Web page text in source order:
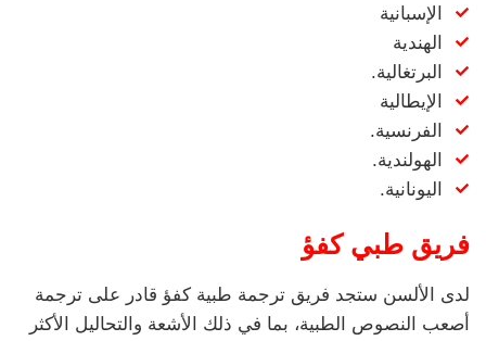
الإسبانية
الهندية
البرتغالية.
الإيطالية
الفرنسية.
الهولندية.
اليونانية.
فريق طبي كفؤ
لدى الألسن ستجد فريق ترجمة طبية كفؤ قادر على ترجمة
أصعب النصوص الطبية، بما في ذلك الأشعة والتحاليل الأكثر